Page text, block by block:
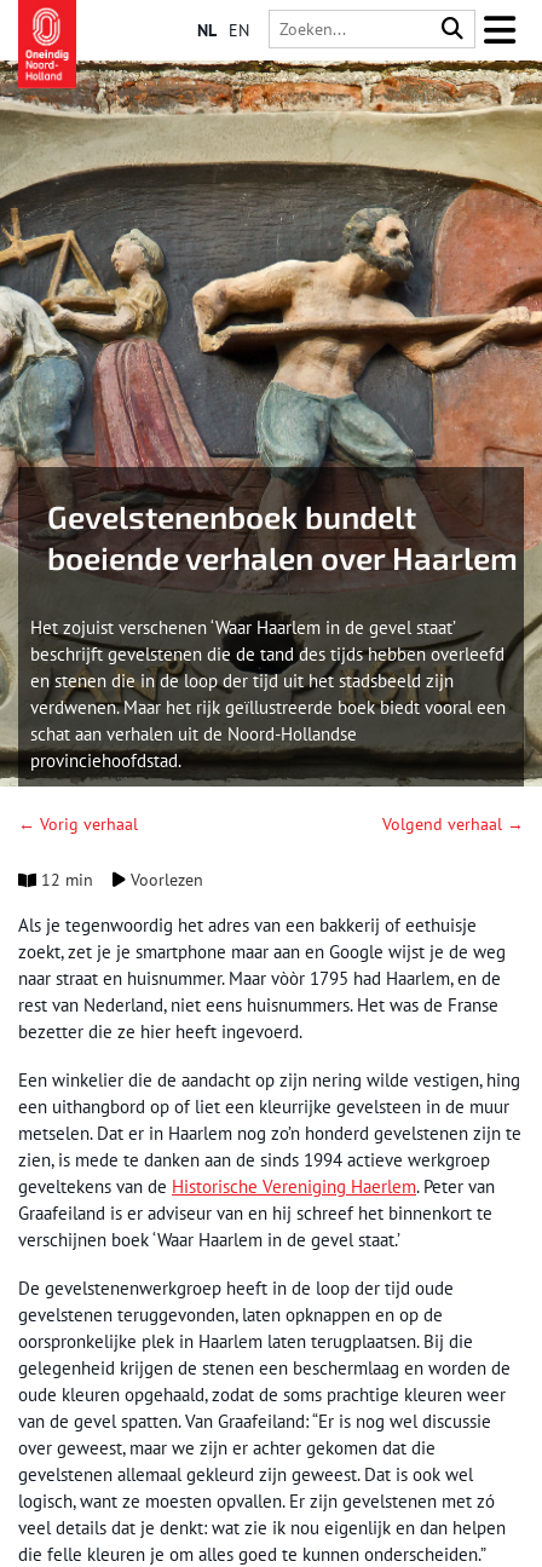
NL EN
Gevelstenenboek bundelt
boeiende verhalen over Haarlem
Het zojuist verschenen ‘Waar Haarlem in de gevel staat’
beschrijft gevelstenen die de tand des tijds hebben overleefd
en stenen die in de loop der tijd uit het stadsbeeld zijn
verdwenen. Maar het rijk geïllustreerde boek biedt vooral een
schat aan verhalen uit de Noord-Hollandse
provinciehoofdstad.
← Vorig verhaal Volgend verhaal →
12 min Voorlezen
Als je tegenwoordig het adres van een bakkerij of eethuisje
zoekt, zet je je smartphone maar aan en Google wijst je de weg
naar straat en huisnummer. Maar vòòr 1795 had Haarlem, en de
rest van Nederland, niet eens huisnummers. Het was de Franse
bezetter die ze hier heeft ingevoerd.
Een winkelier die de aandacht op zijn nering wilde vestigen, hing
een uithangbord op of liet een kleurrijke gevelsteen in de muur
metselen. Dat er in Haarlem nog zo’n honderd gevelstenen zijn te
zien, is mede te danken aan de sinds 1994 actieve werkgroep
geveltekens van de Historische Vereniging Haerlem. Peter van
Graafeiland is er adviseur van en hij schreef het binnenkort te
verschijnen boek ‘Waar Haarlem in de gevel staat.’
De gevelstenenwerkgroep heeft in de loop der tijd oude
gevelstenen teruggevonden, laten opknappen en op de
oorspronkelijke plek in Haarlem laten terugplaatsen. Bij die
gelegenheid krijgen de stenen een beschermlaag en worden de
oude kleuren opgehaald, zodat de soms prachtige kleuren weer
van de gevel spatten. Van Graafeiland: “Er is nog wel discussie
over geweest, maar we zijn er achter gekomen dat die
gevelstenen allemaal gekleurd zijn geweest. Dat is ook wel
logisch, want ze moesten opvallen. Er zijn gevelstenen met zó
veel details dat je denkt: wat zie ik nou eigenlijk en dan helpen
die felle kleuren je om alles goed te kunnen onderscheiden.”